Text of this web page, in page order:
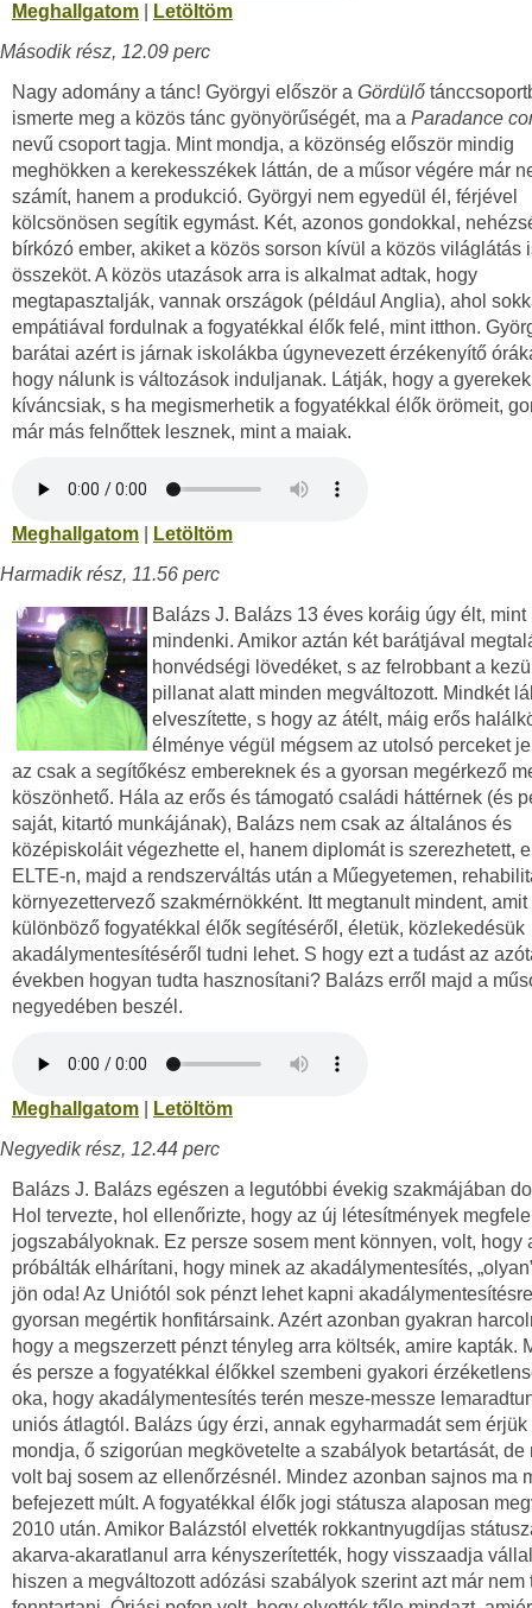
Meghallgatom
Letöltöm
Második rész, 12.09 perc
Nagy adomány a tánc! Györgyi először a Gördülő
ismerte meg a közös tánc gyönyörűségét, ma a Paradance
nevű csoport tagja. Mint mondja, a közönség először mindig
meghökken a kerekesszékek láttán, de a műsor végére már
számít, hanem a produkció. Györgyi nem egyedül él, férjével
kölcsönösen segítik egymást. Két, azonos gondokkal,
bírkózó ember, akiket a közös sorson kívül a közös világlátás
összeköt. A közös utazások arra is alkalmat adtak, hogy
megtapasztalják, vannak országok (például Anglia), ahol
empátiával fordulnak a fogyatékkal élők felé, mint itthon.
barátai azért is járnak iskolákba úgynevezett érzékenyítő
hogy nálunk is változások induljanak. Látják, hogy a gyerekek
kíváncsiak, s ha megismerhetik a fogyatékkal élők örömeit,
már más felnőttek lesznek, mint a maiak.
Meghallgatom
Letöltöm
Harmadik rész, 11.56 perc
Balázs J. Balázs 13 éves koráig úgy élt, mint
mindenki. Amikor aztán két barátjával
honvédségi lövedéket, s az felrobbant a
pillanat alatt minden megváltozott. Mindkét
elveszítette, s hogy az átélt, máig erős
élménye végül mégsem az utolsó perceket
az csak a segítőkész embereknek és a gyorsan megérkező
köszönhető. Hála az erős és támogató családi háttérnek (és
saját, kitartó munkájának), Balázs nem csak az általános és
középiskoláit végezhette el, hanem diplomát is szerezhetett,
ELTE-n, majd a rendszerváltás után a Műegyetemen,
környezettervező szakmérnökként. Itt megtanult mindent, amit
különböző fogyatékkal élők segítéséről, életük, közlekedésük
akadálymentesítéséről tudni lehet. S hogy ezt a tudást az
években hogyan tudta hasznosítani? Balázs erről majd a
negyedében beszél.
Meghallgatom
Letöltöm
Negyedik rész, 12.44 perc
Balázs J. Balázs egészen a legutóbbi évekig szakmájában
Hol tervezte, hol ellenőrizte, hogy az új létesítmények
jogszabályoknak. Ez persze sosem ment könnyen, volt, hogy
próbálták elhárítani, hogy minek az akadálymentesítés,
jön oda! Az Uniótól sok pénzt lehet kapni
gyorsan megértik honfitársaink. Azért azonban gyakran
hogy a megszerzett pénzt tényleg arra költsék, amire kapták.
és persze a fogyatékkal élőkkel szembeni gyakori
oka, hogy akadálymentesítés terén mesze-messze
uniós átlagtól. Balázs úgy érzi, annak egyharmadát sem érjük
mondja, ő szigorúan megkövetelte a szabályok betartását, de
volt baj sosem az ellenőrzésnél. Mindez azonban sajnos ma
befejezett múlt. A fogyatékkal élők jogi státusza alaposan
2010 után. Amikor Balázstól elvették rokkantnyugdíjas
akarva-akaratlanul arra kényszerítették, hogy visszaadja
hiszen a megváltozott adózási szabályok szerint azt már nem